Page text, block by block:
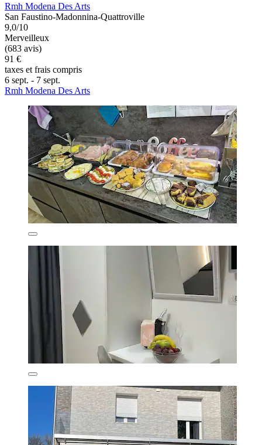
Rmh Modena Des Arts
San Faustino-Madonnina-Quattroville
9,0/10
Merveilleux
(683 avis)
91 €
taxes et frais compris
6 sept. - 7 sept.
Rmh Modena Des Arts